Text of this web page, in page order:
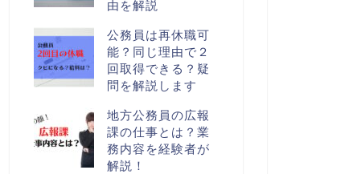
由を解説
公務員は再休職可
能？同じ理由で２
回取得できる？疑
問を解説します
地方公務員の広報
課の仕事とは？業
務内容を経験者が
解説！